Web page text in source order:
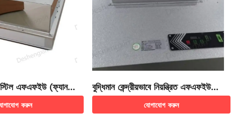
এফএফইউ (ফ্যান
করুন
বুদ্ধিমান কেন্দ্রীয়ভাবে নিয়ন্ত্রিত এফএফইউ
(ফ্যান ফিল্টার ইউনিট) সিস্টেম
যোগাযোগ করুন